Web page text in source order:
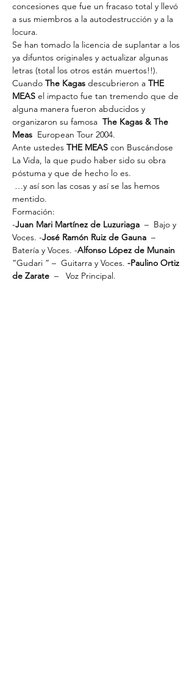
concesiones que fue un fracaso total y llevó
a sus miembros a la autodestrucción y a la
locura.
Se han tomado la licencia de suplantar a los
ya difuntos originales y actualizar algunas
letras (total los otros están muertos!!).
Cuando The Kagas descubrieron a THE
MEAS el impacto fue tan tremendo que de
alguna manera fueron abducidos y
organizaron su famosa The Kagas & The
Meas European Tour 2004.
Ante ustedes THE MEAS con Buscándose
La Vida, la que pudo haber sido su obra
póstuma y que de hecho lo es.
…y así son las cosas y así se las hemos
mentido.
Formación:
-Juan Mari Martínez de Luzuriaga –  Bajo y
Voces. -José Ramón Ruiz de Gauna –
Batería y Voces. -Alfonso López de Munain
“Gudari ” –  Guitarra y Voces. -Paulino Ortiz
de Zarate –   Voz Principal.